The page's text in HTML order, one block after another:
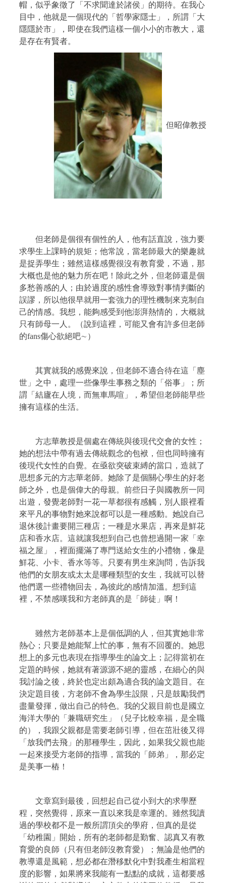
帽，似乎象徵了「不求聞達於諸侯」的期待。在我心
目中，他就是一個現代的「哲學家隱士」，所謂「大
隱隱於市」，即使在我們這樣一個小小的市教大，還
是存在有賢者。
但昭偉教授
但老師是個很有個性的人，他有話直說，強力要
求學生上課時的規矩；他常說，當老師最大的樂趣就
是捉弄學生；雖然這樣感覺很沒有教育愛，不過，那
大概也是他的魅力所在吧！除此之外，但老師還是個
多愁善感的人；由於過度的感性會導致對事情判斷的
誤謬，所以他很早就用一套強力的理性機制來克制自
己的情感。我想，能夠感受到他澎湃熱情的，大概就
只有師母一人。（說到這裡，可能又會有許多但老師
的fans傷心欲絕吧∼）
其實就我的感覺來說，但老師不適合待在這「塵
世」之中，處理一些像學生事務之類的「俗事」；所
謂「結廬在人境，而無車馬喧」，希望但老師能早些
擁有這樣的生活。
方志華教授是個處在傳統與後現代交會的女性；
她的想法中帶有過去傳統觀念的包袱，但也同時擁有
後現代女性的自覺。在亟欲突破束縛的當口，造就了
思想多元的方志華老師。她除了是個關心學生的好老
師之外，也是個偉大的母親。前些日子與國教所一同
出遊，發覺老師對一花一草都很有感觸，別人眼裡看
來平凡的事物對她來說都可以是一種感動。她說自己
退休後計畫要開三種店；一種是水果店，再來是鮮花
店和香水店。這就讓我想到自己也曾想過開一家「幸
福之屋」，裡面擺滿了專門送給女生的小禮物，像是
鮮花、小卡、香水等等。只要有男生來詢問，告訴我
他們的女朋友或太太是哪種類型的女生，我就可以替
他們選一些禮物回去，為彼此的感情加溫。想到這
裡，不禁感嘆我和方老師真的是「師徒」啊！
雖然方老師基本上是個低調的人，但其實她非常
熱心；只要是她能幫上忙的事，無有不回覆的。她思
想上的多元也表現在指導學生的論文上；記得當初在
定題的時候，她就有著源源不絕的靈感，在細心的與
我討論之後，終於也定出頗為適合我的論文題目。在
決定題目後，方老師不會為學生設限，只是鼓勵我們
盡量發揮，做出自己的特色。我的父親目前也是國立
海洋大學的「兼職研究生」（兒子比較幸福，是全職
的），我跟父親都是需要老師引導，但在茁壯後又得
「放我們去飛」的那種學生，因此，如果我父親也能
一起來接受方老師的指導，當我的「師弟」，那必定
是美事一樁！
文章寫到最後，回想起自己從小到大的求學歷
程，突然覺得，原來一直以來我是幸運的。雖然我讀
過的學校都不是一般所謂頂尖的學府，但真的是從
「幼稚園」開始，所有的老師都是勤奮、認真又有教
育愛的良師（只有但老師沒教育愛）；無論是他們的
教導還是風範，想必都在潛移默化中對我產生相當程
度的影響，如果將來我能有一點點的成就，這都要感